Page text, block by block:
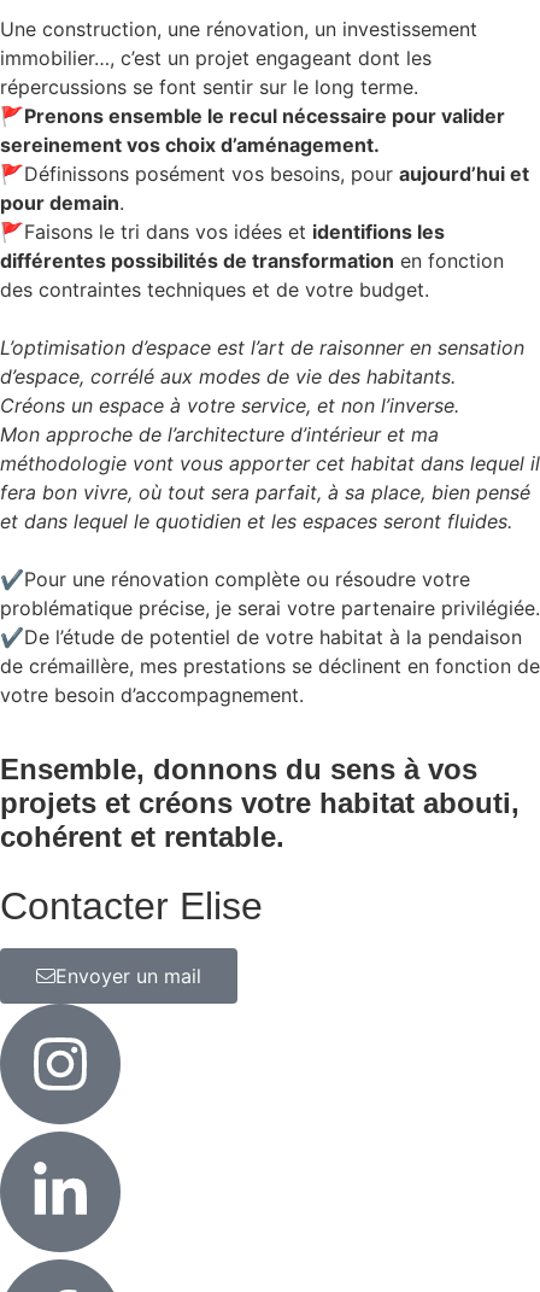
Une construction, une rénovation, un investissement
immobilier…, c’est un projet engageant dont les
répercussions se font sentir sur le long terme.
🚩Prenons ensemble le recul nécessaire pour valider
sereinement vos choix d’aménagement.
🚩Définissons posément vos besoins, pour aujourd’hui et
pour demain.
🚩Faisons le tri dans vos idées et identifions les
différentes possibilités de transformation en fonction
des contraintes techniques et de votre budget.
L’optimisation d’espace est l’art de raisonner en sensation
d’espace, corrélé aux modes de vie des habitants.
Créons un espace à votre service, et non l’inverse.
Mon approche de l’architecture d’intérieur et ma
méthodologie vont vous apporter cet habitat dans lequel il
fera bon vivre, où tout sera parfait, à sa place, bien pensé
et dans lequel le quotidien et les espaces seront fluides.
✔Pour une rénovation complète ou résoudre votre
problématique précise, je serai votre partenaire privilégiée.
✔De l’étude de potentiel de votre habitat à la pendaison
de crémaillère, mes prestations se déclinent en fonction de
votre besoin d’accompagnement.
Ensemble, donnons du sens à vos
projets et créons votre habitat abouti,
cohérent et rentable.
Contacter Elise
Envoyer un mail